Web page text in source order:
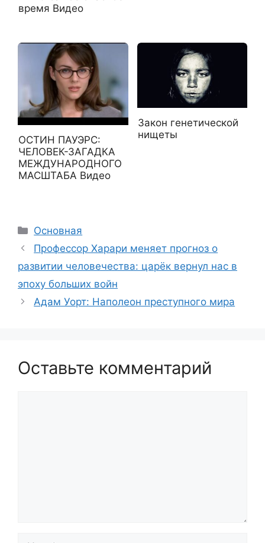
время Видео
ОСТИН ПАУЭРС:
ЧЕЛОВЕК-ЗАГАДКА
МЕЖДУНАРОДНОГО
МАСШТАБА Видео
Закон генетической
нищеты
Рубрики
Основная
Профессор Харари меняет прогноз о
развитии человечества: царёк вернул нас в
эпоху больших войн
Адам Уорт: Наполеон преступного мира
Оставьте комментарий